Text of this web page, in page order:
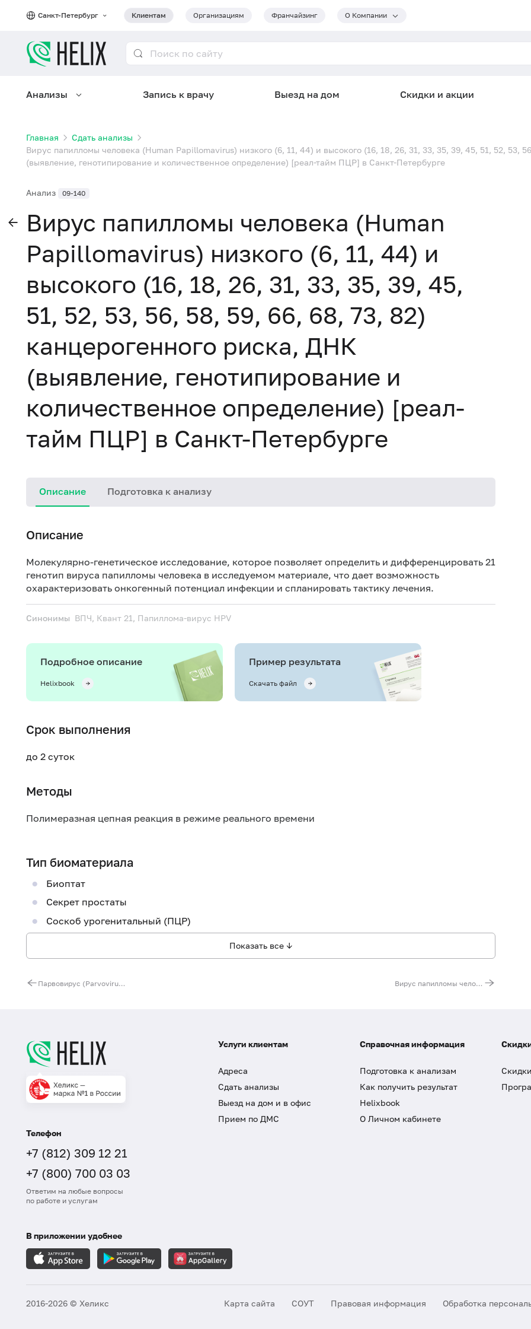
Санкт-Петербург Клиентам Организациям Франчайзинг О Компании
Анализы Запись к врачу Выезд на дом Скидки и акции
Главная
Сдать анализы
Вирус папилломы человека (Human Papillomavirus) низкого (6, 11, 44) и высокого (16, 18, 26, 31, 33, 35, 39, 45, 51, 52, 53,
(выявление, генотипирование и количественное определение) [реал-тайм ПЦР] в Санкт-Петербурге
Анализ 09-140
Вирус папилломы человека (Human
Papillomavirus) низкого (6, 11, 44) и
высокого (16, 18, 26, 31, 33, 35, 39, 45,
51, 52, 53, 56, 58, 59, 66, 68, 73, 82)
канцерогенного риска, ДНК
(выявление, генотипирование и
количественное определение) [реал-
тайм ПЦР] в Санкт-Петербурге
Описание Подготовка к анализу
Описание
Молекулярно-генетическое исследование, которое позволяет определить и дифференцировать 21
генотип вируса папилломы человека в исследуемом материале, что дает возможность
охарактеризовать онкогенный потенциал инфекции и спланировать тактику лечения.
Синонимы ВПЧ, Квант 21, Папиллома-вирус HPV
Подробное описание
Helixbook
Пример результата
Скачать файл
Срок выполнения
до 2 суток
Методы
Полимеразная цепная реакция в режиме реального времени
Тип биоматериала
Биоптат
Секрет простаты
Соскоб урогенитальный (ПЦР)
Показать все ↓
Парвовирус (Parvovirus B19), ДНК [реал-тайм ПЦР] Вирус папилломы человека (Human Papillomavirus 16), ДНК [реал-тайм ПЦР]
Телефон
+7 (812) 309 12 21
+7 (800) 700 03 03
Ответим на любые вопросы
по работе и услугам
Услуги клиентам
Адреса
Сдать анализы
Выезд на дом и в офис
Прием по ДМС
Справочная информация
Подготовка к анализам
Как получить результат
Helixbook
О Личном кабинете
В приложении удобнее
2016-2026 © Хеликс Карта сайта СОУТ Правовая информация Обработка